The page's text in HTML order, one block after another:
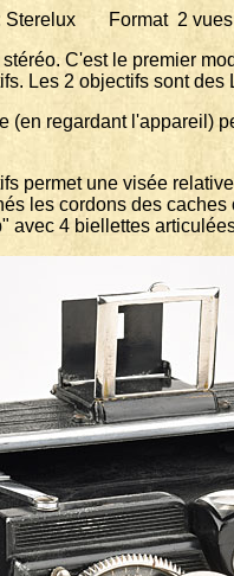
Format 2 vues de
C'est le premier
Les 2 objectifs sont
(en regardant l'appareil)
permet une visée
les cordons des
avec 4 biellettes